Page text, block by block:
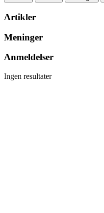
Artikler
Meninger
Anmeldelser
Ingen resultater